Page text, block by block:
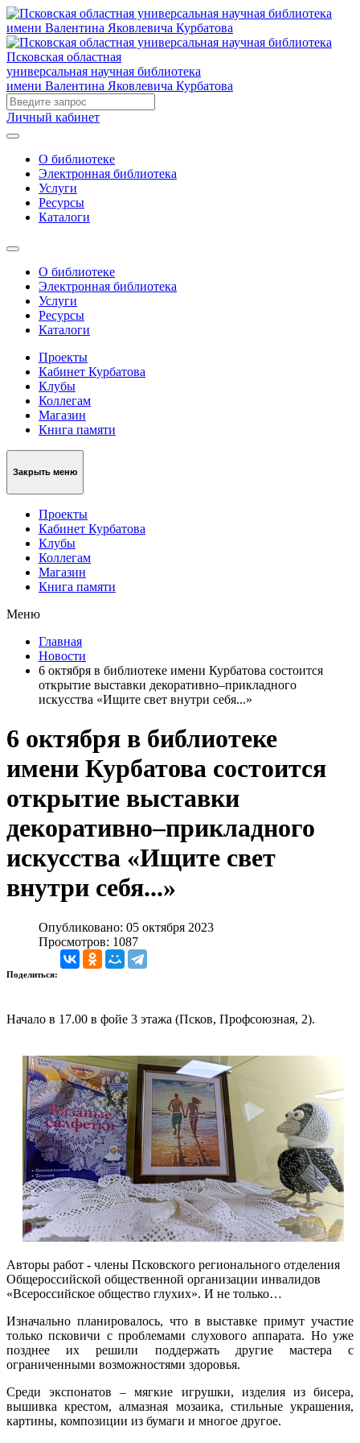
Псковская областная
универсальная научная библиотека
имени Валентина Яковлевича Курбатова
Личный кабинет
О библиотеке
Электронная библиотека
Услуги
Ресурсы
Каталоги
О библиотеке
Электронная библиотека
Услуги
Ресурсы
Каталоги
Проекты
Кабинет Курбатова
Клубы
Коллегам
Магазин
Книга памяти
Закрыть меню
Проекты
Кабинет Курбатова
Клубы
Коллегам
Магазин
Книга памяти
Меню
Главная
Новости
6 октября в библиотеке имени Курбатова состоится
открытие выставки декоративно–прикладного
искусства «Ищите свет внутри себя...»
6 октября в библиотеке
имени Курбатова состоится
открытие выставки
декоративно–прикладного
искусства «Ищите свет
внутри себя...»
Опубликовано: 05 октября 2023
Просмотров: 1087
Поделиться:
Начало в 17.00 в фойе 3 этажа (Псков, Профсоюзная, 2).
Авторы работ - члены Псковского регионального отделения
Общероссийской общественной организации инвалидов
«Всероссийское общество глухих». И не только…
Изначально планировалось, что в выставке примут участие
только псковичи с проблемами слухового аппарата. Но уже
позднее их решили поддержать другие мастера с
ограниченными возможностями здоровья.
Среди экспонатов – мягкие игрушки, изделия из бисера,
вышивка крестом, алмазная мозаика, стильные украшения,
картины, композиции из бумаги и многое другое.